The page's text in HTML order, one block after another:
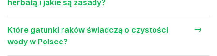
herbatą i jakie są zasady?
Które gatunki raków świadczą o czystości
wody w Polsce?